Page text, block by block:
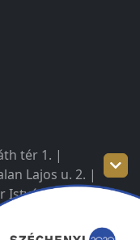
tér 1. |
Lajos u. 2. |
út 1–3.